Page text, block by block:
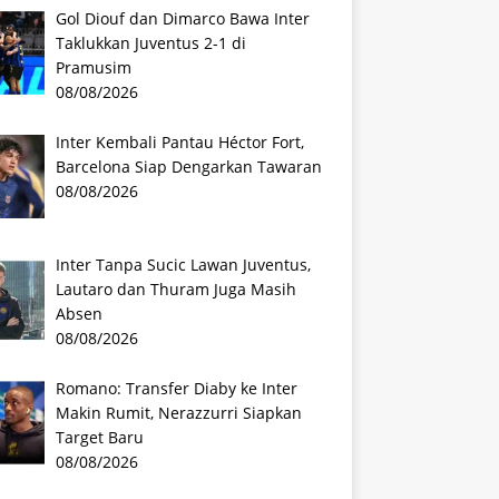
Gol Diouf dan Dimarco Bawa Inter
Taklukkan Juventus 2-1 di
Pramusim
08/08/2026
Inter Kembali Pantau Héctor Fort,
Barcelona Siap Dengarkan Tawaran
08/08/2026
Inter Tanpa Sucic Lawan Juventus,
Lautaro dan Thuram Juga Masih
Absen
08/08/2026
Romano: Transfer Diaby ke Inter
Makin Rumit, Nerazzurri Siapkan
Target Baru
08/08/2026